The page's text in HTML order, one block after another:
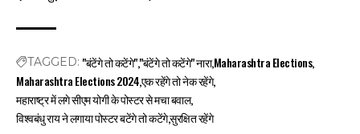
TAGGED: "बंटेंगे तो कटेंगे""बंटेंगे तो कटेंगे" नाराMaharashtra Elections
Maharashtra Elections 2024एक रहेंगे तो नेक रहेंगे
महाराष्ट्र में लगे सीएम योगी के पोस्टर से मचा बवाल
विश्वबंधु राय ने लगाया पोस्टर बटेंगे तो कटेंगेसुरक्षित रहेंगे